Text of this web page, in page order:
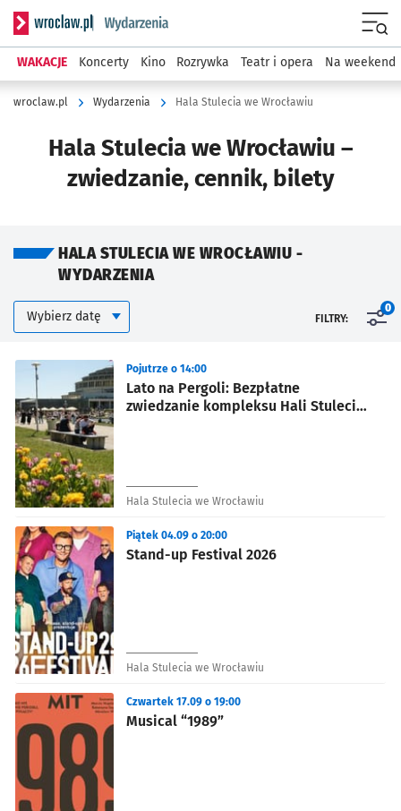
Serwis informacyjny wroclaw.pl podserwis: Wydarzenia
WAKACJE Koncerty Kino Rozrywka Teatr i opera Na weekend
wroclaw.pl Wydarzenia Hala Stulecia we Wrocławiu
Hala Stulecia we Wrocławiu –
zwiedzanie, cennik, bilety
HALA STULECIA WE WROCŁAWIU -
WYDARZENIA
Kalendarium
Wybierz datę FILTRY:
0
Lato na Pergoli: Bezpłatne
zwiedzanie kompleksu Hali Stulecia
Pojutrze o 14:00
Hala Stulecia we Wrocławiu
Stand-up Festival 2026
Piątek 04.09 o 20:00
Hala Stulecia we Wrocławiu
Musical “1989”
Czwartek 17.09 o 19:00